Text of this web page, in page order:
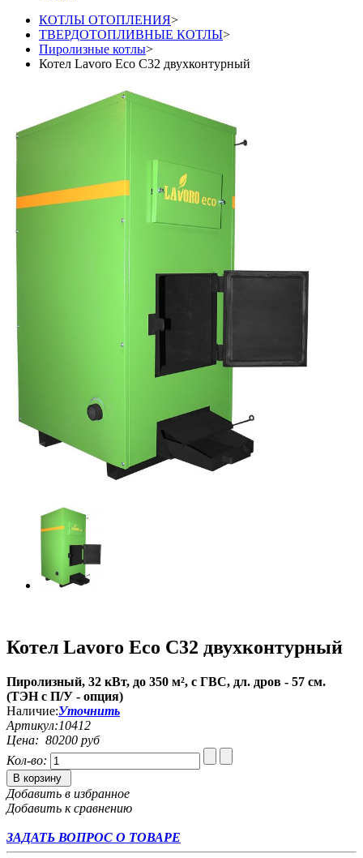
КОТЛЫ ОТОПЛЕНИЯ>
ТВЕРДОТОПЛИВНЫЕ КОТЛЫ>
Пиролизные котлы>
Котел Lavoro Eco С32 двухконтурный
Котел Lavoro Eco С32 двухконтурный
Пиролизный, 32 кВт, до 350 м², с ГВС, дл. дров - 57 см.
(ТЭН с П/У - опция)
Наличие:Уточнить
Артикул:10412
Цена: 80200 руб
Кол-во:
В корзину
Добавить в избранное
Добавить к сравнению
ЗАДАТЬ ВОПРОС О ТОВАРЕ